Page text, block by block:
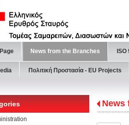
News from the Branches
Πολιτική Προστασία - ΕU Projects
News